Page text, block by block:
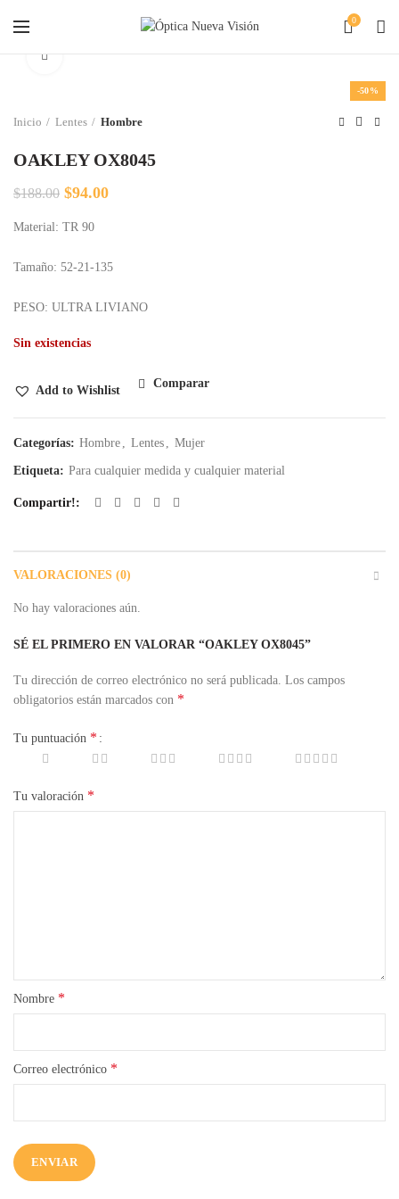
0
-50%
Inicio Lentes Hombre
OAKLEY OX8045
$188.00 El
original
$188.00.
$94.00El
$94.00.
Material: TR 90
Tamaño: 52-21-135
PESO: ULTRA LIVIANO
Sin existencias
Add to Wishlist
Comparar
Categorías: Hombre , Lentes , Mujer
Etiqueta: Para cualquier medida y cualquier material
Compartir!
VALORACIONES (0)
No hay valoraciones aún.
SÉ EL PRIMERO EN VALORAR “OAKLEY OX8045”
Tu dirección de correo electrónico no será publicada. Los campos
obligatorios están marcados con *
Tu puntuación *
Tu valoración *
Nombre *
Correo electrónico *